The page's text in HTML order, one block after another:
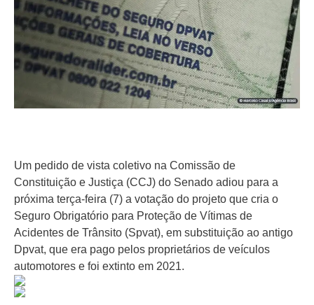
Um pedido de vista coletivo na Comissão de
Constituição e Justiça (CCJ) do Senado adiou para a
próxima terça-feira (7) a votação do projeto que cria o
Seguro Obrigatório para Proteção de Vítimas de
Acidentes de Trânsito (Spvat), em substituição ao antigo
Dpvat, que era pago pelos proprietários de veículos
automotores e foi extinto em 2021.